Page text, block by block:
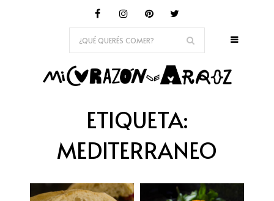
ETIQUETA:
MEDITERRANEO